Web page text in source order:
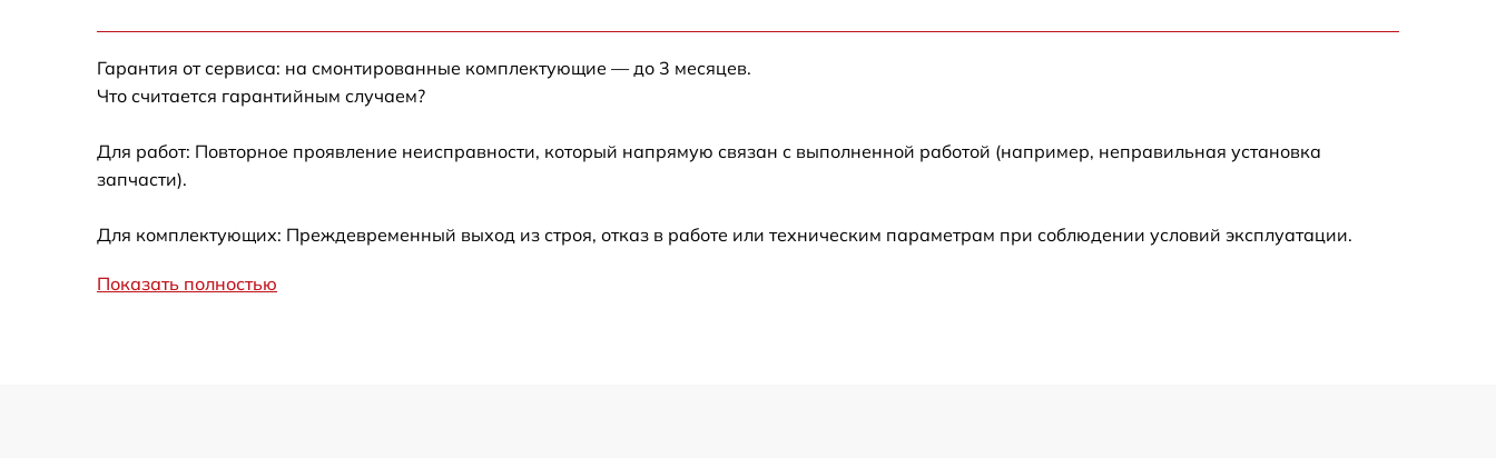
Замена дисплея (экрана) от 60 мин
Гарантия от сервиса: на смонтированные комплектующие — до 3 месяцев.
Что считается гарантийным случаем?
Для работ: Повторное проявление неисправности, который напрямую связан с выполненной работой (например, неправильная установка
запчасти).
Для комплектующих: Преждевременный выход из строя, отказ в работе или техническим параметрам при соблюдении условий эксплуатации.
Показать полностью